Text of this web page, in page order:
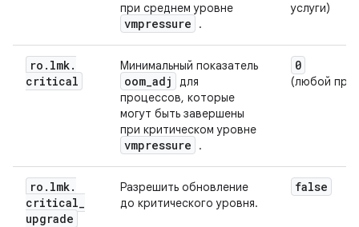
при среднем уровне
vmpressure .
услуги)
ro . lmk.
critical
Минимальный показатель
oom_adj
для
процессов, которые
могут быть завершены
при критическом уровне
vmpressure .
0
(любой
ro . lmk.
critical_
upgrade
Разрешить обновление
до критического уровня.
false